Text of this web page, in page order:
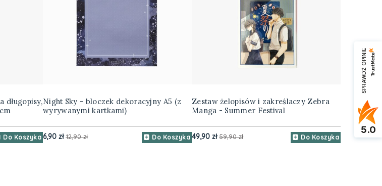
długopisy,
Do Koszyka
Night Sky - bloczek dekoracyjny A5 (z
wyrywanymi kartkami)
6,90 zł 12,90 zł Do Koszyka
Zestaw żelopisów i zakreślaczy Zebra
Manga - Summer Festival
49,90 zł 59,90 zł Do Koszyka
Elixir of
120 gsm
89,90 zł
SPRAWDŹ OPINIE
5.0